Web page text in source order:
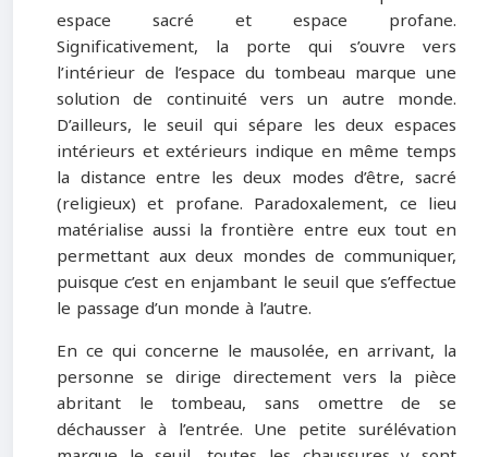
espace sacré et espace profane.
Significativement, la porte qui s’ouvre vers
l’intérieur de l’espace du tombeau marque une
solution de continuité vers un autre monde.
D’ailleurs, le seuil qui sépare les deux espaces
intérieurs et extérieurs indique en même temps
la distance entre les deux modes d’être, sacré
(religieux) et profane. Paradoxalement, ce lieu
matérialise aussi la frontière entre eux tout en
permettant aux deux mondes de communiquer,
puisque c’est en enjambant le seuil que s’effectue
le passage d’un monde à l’autre.
En ce qui concerne le mausolée, en arrivant, la
personne se dirige directement vers la pièce
abritant le tombeau, sans omettre de se
déchausser à l’entrée. Une petite surélévation